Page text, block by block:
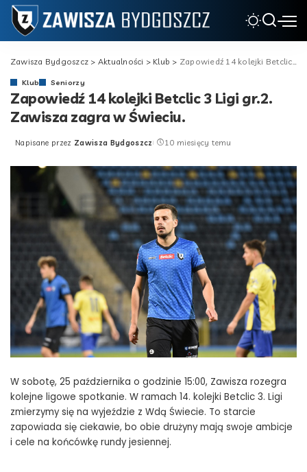
Zawisza Bydgoszcz > Aktualności > Klub > Zapowiedź 14 kolejki Betclic 3 Ligi gr.2. Zawisza zagra w Świeciu.
Klub Seniorzy
Zapowiedź 14 kolejki Betclic 3 Ligi gr.2.
Zawisza zagra w Świeciu.
Posted
Napisane przez Zawisza Bydgoszcz 10 miesięcy temu
W sobotę, 25 października o godzinie 15:00, Zawisza rozegra
kolejne ligowe spotkanie. W ramach 14. kolejki Betclic 3. Ligi
zmierzymy się na wyjeździe z Wdą Świecie. To starcie
zapowiada się ciekawie, bo obie drużyny mają swoje ambicje
i cele na końcówkę rundy jesiennej.